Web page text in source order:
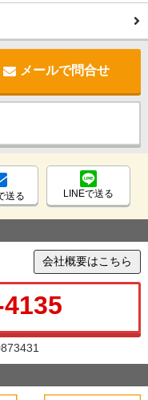
メールで問合せ
送る LINEで送る
会社概要はこちら